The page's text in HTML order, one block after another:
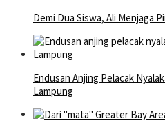
Demi Dua Siswa, Ali Menjaga
Endusan Anjing Pelacak
Lampung